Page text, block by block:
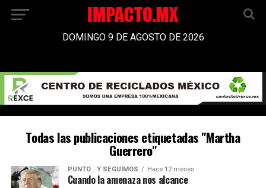
DOMINGO 9 DE AGOSTO DE 2026
Todas las publicaciones etiquetadas "Martha
Guerrero"
PUNTO… Y SEGUIMOS Hace 12 meses
Cuando la amenaza nos alcance